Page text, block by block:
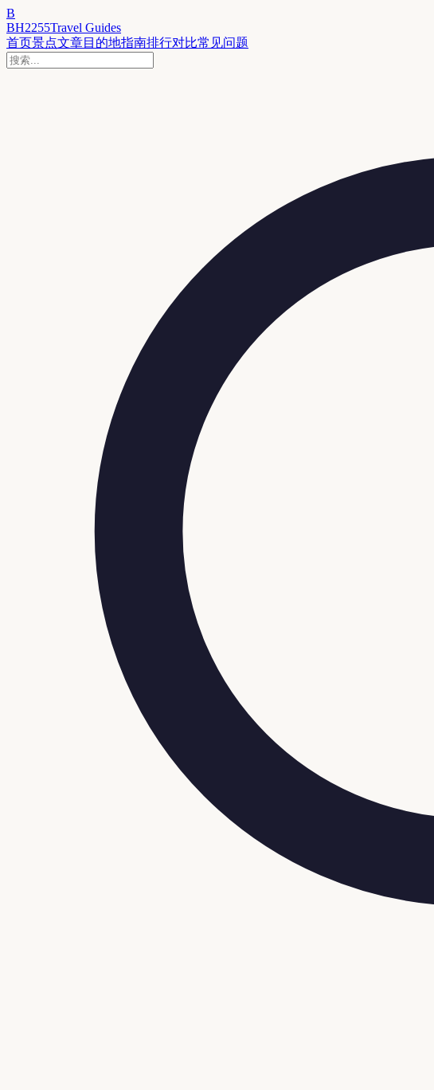
B
BH2255Travel Guides
首页景点文章目的地指南排行对比常见问题